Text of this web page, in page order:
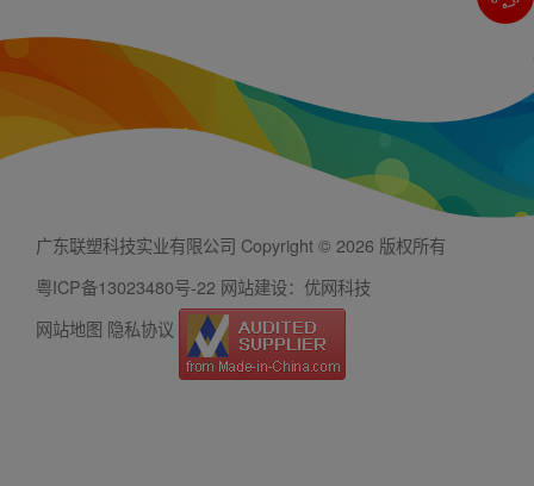
广东联塑科技实业有限公司 Copyright © 2026 版权所有
粤ICP备13023480号-22 网站建设：优网科技
网站地图 隐私协议